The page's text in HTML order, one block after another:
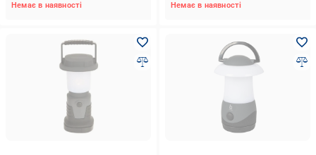
Немає в наявності Немає в наявності